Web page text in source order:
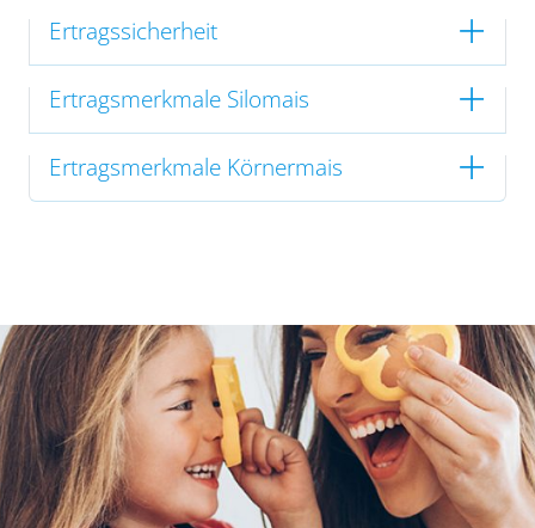
Ertragssicherheit
Ertragsmerkmale Silomais
Ertragsmerkmale Körnermais